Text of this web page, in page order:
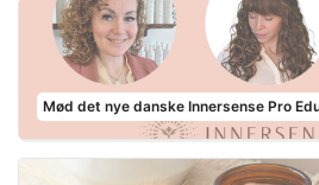
Mød det nye danske Innersense Pro